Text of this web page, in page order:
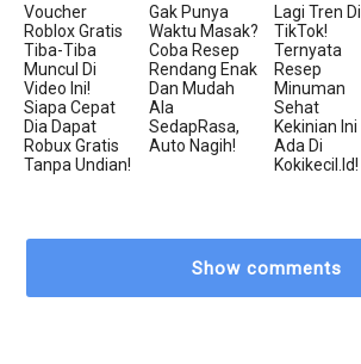
Voucher
Roblox Gratis
Tiba-Tiba
Muncul Di
Video Ini!
Siapa Cepat
Dia Dapat
Robux Gratis
Tanpa Undian!
Gak Punya
Waktu Masak?
Coba Resep
Rendang Enak
Dan Mudah
Ala
SedapRasa,
Auto Nagih!
Lagi Tren Di
TikTok!
Ternyata
Resep
Minuman
Sehat
Kekinian Ini
Ada Di
Kokikecil.id!
Show comments